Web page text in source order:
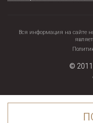
Вся информация на сайте
©